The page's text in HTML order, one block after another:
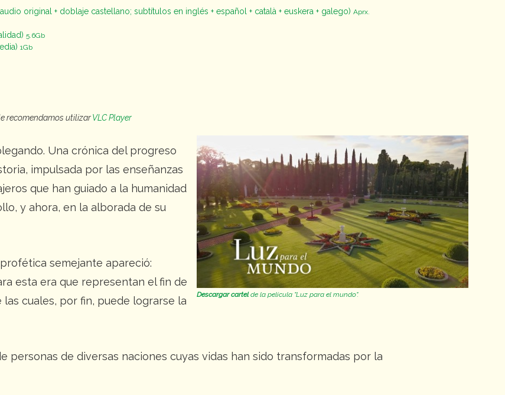
original + doblaje castellano; subtítulos en inglés + español + català + euskera + galego) Aprx.
5.6Gb
1Gb
recomendamos utilizarVLC Player
Descargar cartelde la película "Luz para el mundo".
Una crónica del progreso
impulsada por las enseñanzas
que han guiado a la humanidad
y ahora, en la alborada de su
semejante apareció:
esta era que representan el fin de
cuales, por fin, puede lograrse la
personas de diversas naciones cuyas vidas han sido transformadas por la